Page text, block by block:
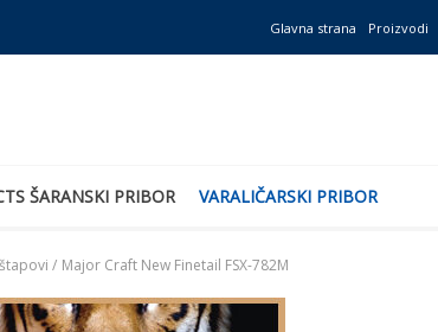
Glavna strana Proizvodi
ŠARANSKI PRIBOR VARALIČARSKI PRIBOR
/ Major Craft New Finetail FSX-782M